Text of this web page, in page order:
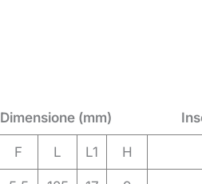
Dimensione (mm)
F L L1 H